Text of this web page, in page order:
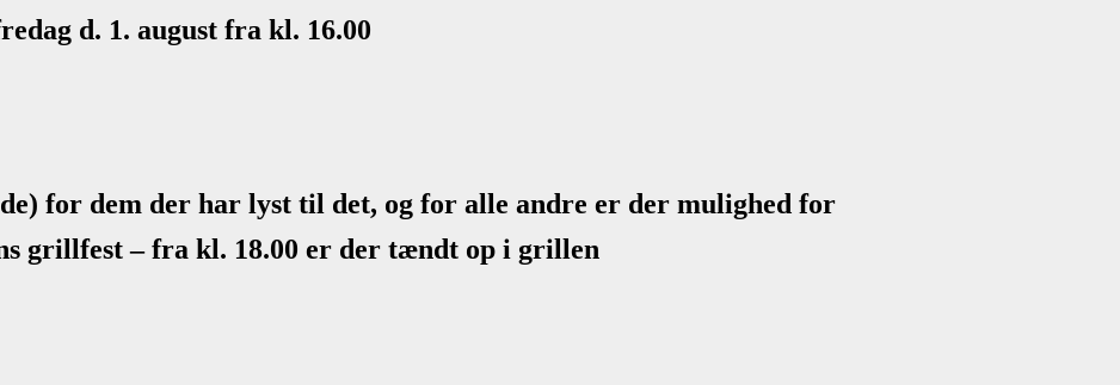
d. 1. august fra kl. 16.00
for dem der har lyst til det, og for alle andre er der mulighed for
grillfest – fra kl. 18.00 er der tændt op i grillen